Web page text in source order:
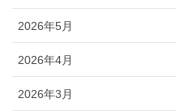
2026年5月
2026年4月
2026年3月